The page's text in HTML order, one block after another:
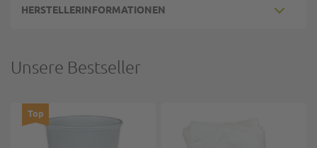
HERSTELLERINFORMATIONEN
Unsere Bestseller
Top